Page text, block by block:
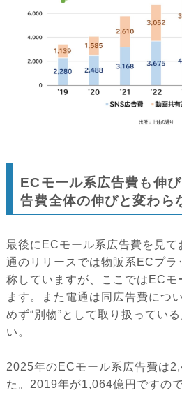
ECモール系広告費も伸
告費全体の伸びと変わら
最後にECモール系広告費を見て
通のリリースでは物販系ECプラ
称していますが、ここではECモ
ます。また電通は同広告費につ
めず“別物”として取り扱ってい
い。
2025年のECモール系広告費は
た。2019年が1,064億円ですの